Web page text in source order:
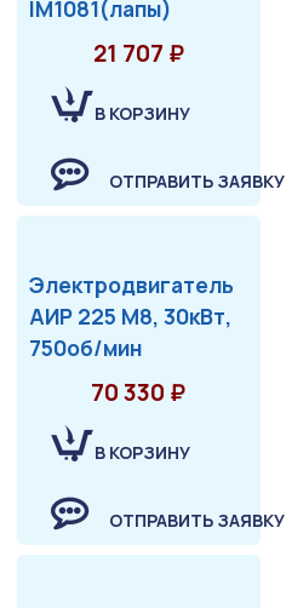
IM1081(лапы)
21 707 ₽
В КОРЗИНУ
ОТПРАВИТЬ ЗАЯВКУ
Электродвигатель
АИР 225 М8, 30кВт,
750об/мин
70 330 ₽
В КОРЗИНУ
ОТПРАВИТЬ ЗАЯВКУ